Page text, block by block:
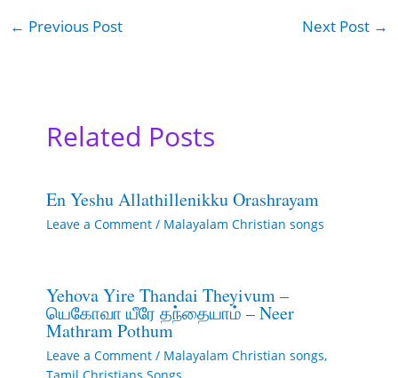
← Previous Post Next Post →
Related Posts
En Yeshu Allathillenikku Orashrayam
Leave a Comment / Malayalam Christian songs
Yehova Yire Thandai Theyivum –
யெகோவா யீரே தந்தையாம் – Neer
Mathram Pothum
Leave a Comment / Malayalam Christian songs,